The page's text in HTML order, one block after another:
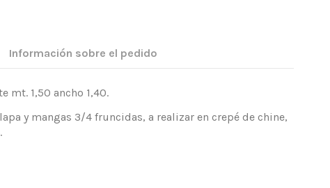
Información sobre el pedido
mt. 1,50 ancho 1,40.
y mangas 3/4 fruncidas, a realizar en crepé de chine,